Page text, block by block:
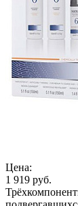
Цена:
1 919 руб.